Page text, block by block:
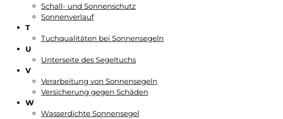
Schall- und Sonnenschutz
Sonnenverlauf
T
Tuchqualitäten bei Sonnensegeln
U
Unterseite des Segeltuchs
V
Verarbeitung von Sonnensegeln
Versicherung gegen Schäden
W
Wasserdichte Sonnensegel